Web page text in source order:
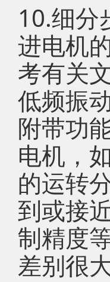
10.细分
进电机
考有关
低频振
附带功
电机，
的运转
到或接
制精度
差别很